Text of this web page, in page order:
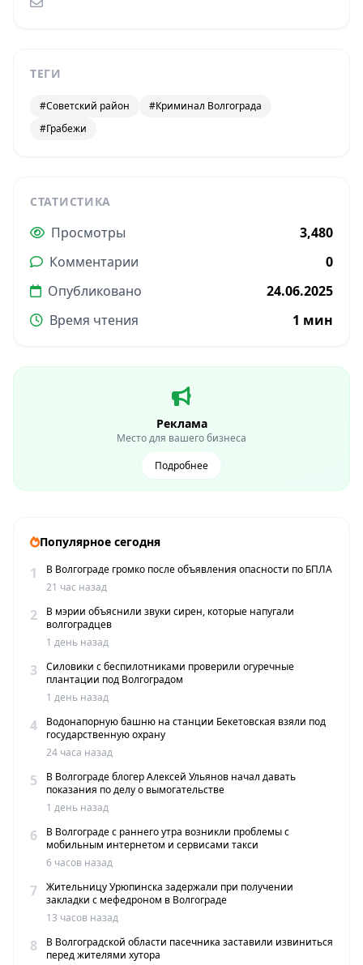
ТЕГИ
#Советский район
#Криминал Волгограда
#Грабежи
СТАТИСТИКА
Просмотры
3,480
Комментарии
0
Опубликовано
24.06.2025
Время чтения
1 мин
Реклама
Место для вашего бизнеса
Подробнее
Популярное сегодня
1
В Волгограде громко после объявления опасности по БПЛА
21 час назад
2
В мэрии объяснили звуки сирен, которые напугали
волгоградцев
1 день назад
3
Силовики с беспилотниками проверили огуречные
плантации под Волгоградом
1 день назад
4
Водонапорную башню на станции Бекетовская взяли под
государственную охрану
24 часа назад
5
В Волгограде блогер Алексей Ульянов начал давать
показания по делу о вымогательстве
1 день назад
6
В Волгограде с раннего утра возникли проблемы с
мобильным интернетом и сервисами такси
6 часов назад
7
Жительницу Урюпинска задержали при получении
закладки с мефедроном в Волгограде
13 часов назад
8
В Волгоградской области пасечника заставили извиниться
перед жителями хутора